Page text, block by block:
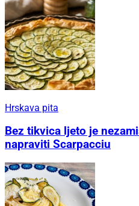
Hrskava pita
Bez tikvica ljeto je
napraviti Scarpacciu